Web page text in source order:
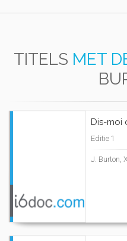
TITELS MET
Dis-moi
Editie 1
J. Burton,